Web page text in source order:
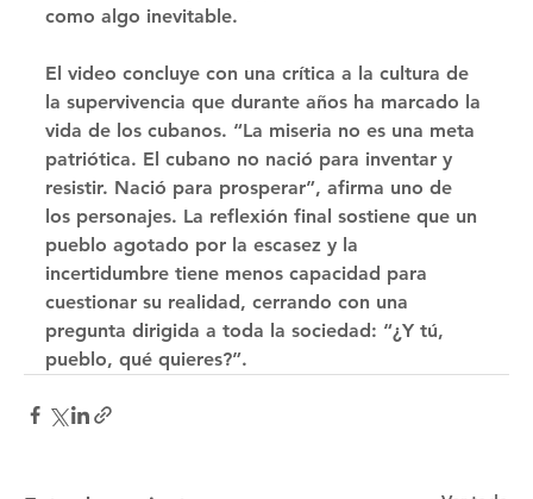
como algo inevitable.
El video concluye con una crítica a la cultura de
la supervivencia que durante años ha marcado la
vida de los cubanos. “La miseria no es una meta
patriótica. El cubano no nació para inventar y
resistir. Nació para prosperar”, afirma uno de
los personajes. La reflexión final sostiene que un
pueblo agotado por la escasez y la
incertidumbre tiene menos capacidad para
cuestionar su realidad, cerrando con una
pregunta dirigida a toda la sociedad: “¿Y tú,
pueblo, qué quieres?”.